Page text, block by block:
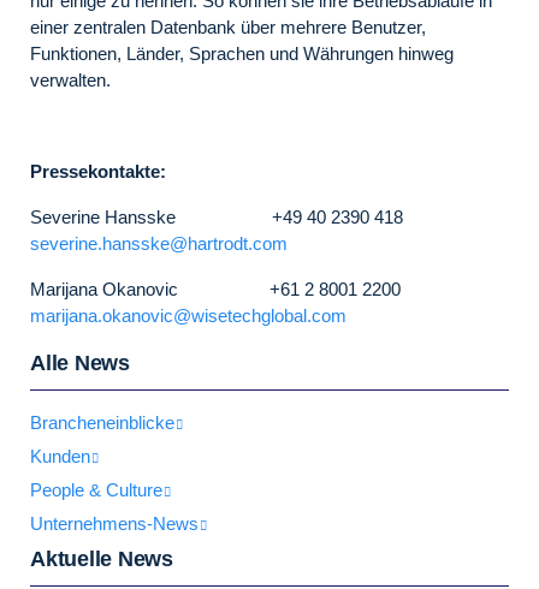
einer zentralen Datenbank über mehrere Benutzer,
Funktionen, Länder, Sprachen und Währungen hinweg
verwalten.
Pressekontakte:
Severine Hansske +49 40 2390 418
severine.hansske@hartrodt.com
Marijana Okanovic +61 2 8001 2200
marijana.okanovic@wisetechglobal.com
Alle News
Brancheneinblicke
Kunden
People & Culture
Unternehmens-News
Aktuelle News